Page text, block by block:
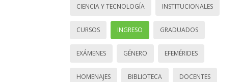
CIENCIA Y TECNOLOGÍA INSTITUCIONALES
CURSOS INGRESO GRADUADOS
EXÁMENES GÉNERO EFEMÉRIDES
HOMENAJES BIBLIOTECA DOCENTES